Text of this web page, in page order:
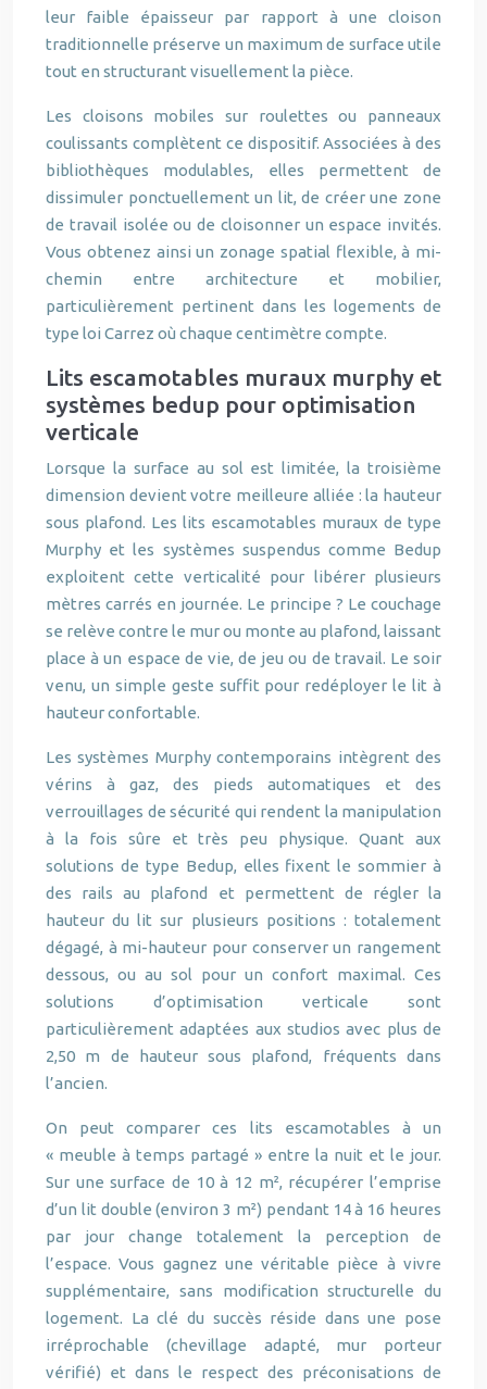
leur faible épaisseur par rapport à une cloison
traditionnelle préserve un maximum de surface utile
tout en structurant visuellement la pièce.
Les cloisons mobiles sur roulettes ou panneaux
coulissants complètent ce dispositif. Associées à des
bibliothèques modulables, elles permettent de
dissimuler ponctuellement un lit, de créer une zone
de travail isolée ou de cloisonner un espace invités.
Vous obtenez ainsi un zonage spatial flexible, à mi-
chemin entre architecture et mobilier,
particulièrement pertinent dans les logements de
type loi Carrez où chaque centimètre compte.
Lits escamotables muraux murphy et
systèmes bedup pour optimisation
verticale
Lorsque la surface au sol est limitée, la troisième
dimension devient votre meilleure alliée : la hauteur
sous plafond. Les lits escamotables muraux de type
Murphy et les systèmes suspendus comme Bedup
exploitent cette verticalité pour libérer plusieurs
mètres carrés en journée. Le principe ? Le couchage
se relève contre le mur ou monte au plafond, laissant
place à un espace de vie, de jeu ou de travail. Le soir
venu, un simple geste suffit pour redéployer le lit à
hauteur confortable.
Les systèmes Murphy contemporains intègrent des
vérins à gaz, des pieds automatiques et des
verrouillages de sécurité qui rendent la manipulation
à la fois sûre et très peu physique. Quant aux
solutions de type Bedup, elles fixent le sommier à
des rails au plafond et permettent de régler la
hauteur du lit sur plusieurs positions : totalement
dégagé, à mi-hauteur pour conserver un rangement
dessous, ou au sol pour un confort maximal. Ces
solutions d’optimisation verticale sont
particulièrement adaptées aux studios avec plus de
2,50 m de hauteur sous plafond, fréquents dans
l’ancien.
On peut comparer ces lits escamotables à un
« meuble à temps partagé » entre la nuit et le jour.
Sur une surface de 10 à 12 m², récupérer l’emprise
d’un lit double (environ 3 m²) pendant 14 à 16 heures
par jour change totalement la perception de
l’espace. Vous gagnez une véritable pièce à vivre
supplémentaire, sans modification structurelle du
logement. La clé du succès réside dans une pose
irréprochable (chevillage adapté, mur porteur
vérifié) et dans le respect des préconisations de